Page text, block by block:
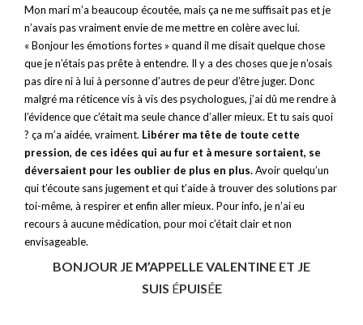
Mon mari m’a beaucoup écoutée, mais ça ne me suffisait pas et je
n’avais pas vraiment envie de me mettre en colère avec lui.
« Bonjour les émotions fortes » quand il me disait quelque chose
que je n’étais pas prête à entendre. Il y a des choses que je n’osais
pas dire ni à lui à personne d’autres de peur d’être juger. Donc
malgré ma réticence vis à vis des psychologues, j’ai dû me rendre à
l’évidence que c’était ma seule chance d’aller mieux. Et tu sais quoi
? ça m’a aidée, vraiment. Libérer ma tête de toute cette
pression, de ces idées qui au fur et à mesure sortaient, se
déversaient pour les oublier de plus en plus.Avoir quelqu’un
qui t’écoute sans jugement et qui t’aide à trouver des solutions par
toi-même, à respirer et enfin aller mieux. Pour info, je n’ai eu
recours à aucune médication, pour moi c’était clair et non
envisageable.
BONJOUR JE M’APPELLE VALENTINE ET JE
SUIS ÉPUISÉE